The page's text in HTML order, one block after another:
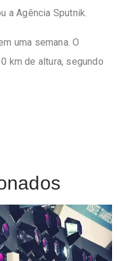
a Agência Sputnik.
uma semana. O
km de altura, segundo